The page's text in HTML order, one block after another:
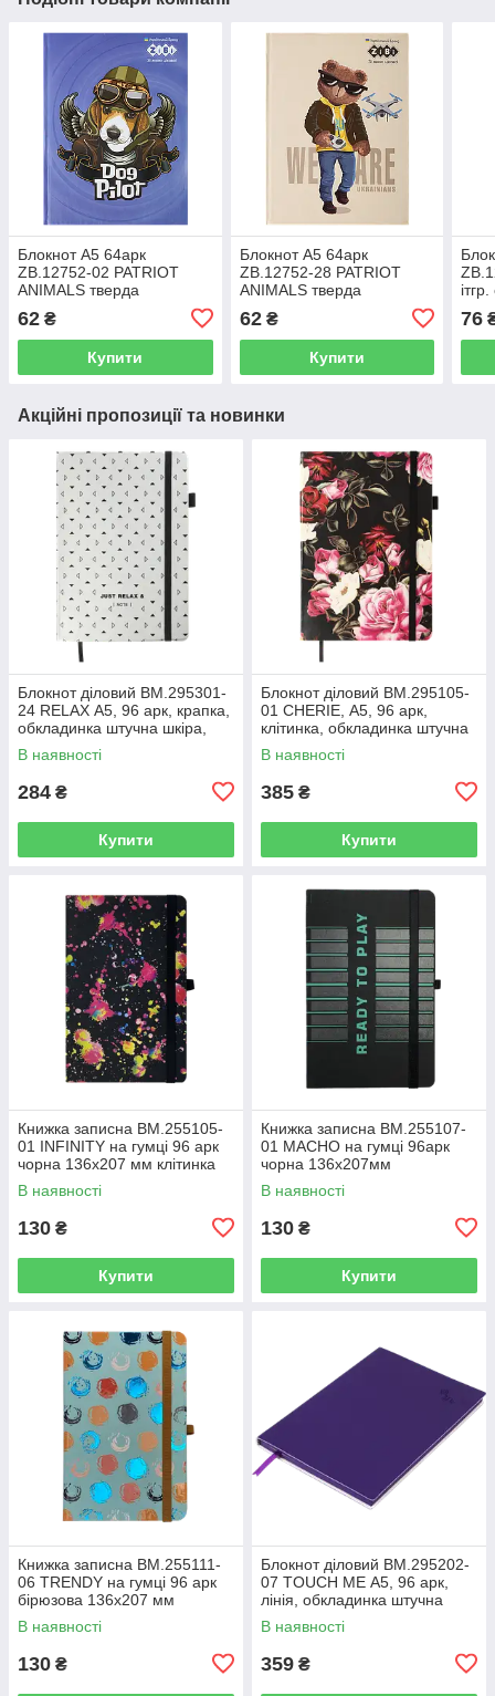
Блокнот А5 64арк
ZB.12752-02 PATRIOT
ANIMALS тверда
обкладинка, мат.лам.+лак
KIDS Line синій(10)
62 ₴
Купити
Блокнот А5 64арк
ZB.12752-28 PATRIOT
ANIMALS тверда
обкладинка, мат.лам.+лак
KIDS Line бежевий(10)
62₴
Купити
76
Акційні пропозиції та новинки
Блокнот діловий BM.295301-
24 RELAX А5, 96 арк, крапка,
обкладинка штучна шкіра,
срібний (50)
В наявності
284 ₴
Купити
Блокнот діловий BM.295105-
01 CHERIE, А5, 96 арк,
клітинка, обкладинка штучна
шкіра, чорний (50)
В наявності
385 ₴
Купити
Книжка записна BM.255105-
01 INFINITY на гумці 96 арк
чорна 136х207 мм клітинка
(10)
В наявності
130 ₴
Купити
Книжка записна BM.255107-
01 MACHO на гумці 96арк
чорна 136х207мм
кліт,офс.крем.,тв.лам.обк(10)
В наявності
130 ₴
Купити
Книжка записна BM.255111-
06 TRENDY на гумці 96 арк
бірюзова 136х207 мм
клітинка(10)
В наявності
130 ₴
Блокнот діловий BM.295202-
07 TOUCH ME А5, 96 арк,
лінія, обкладинка штучна
шкіра, фіолетовий (50)
В наявності
359 ₴